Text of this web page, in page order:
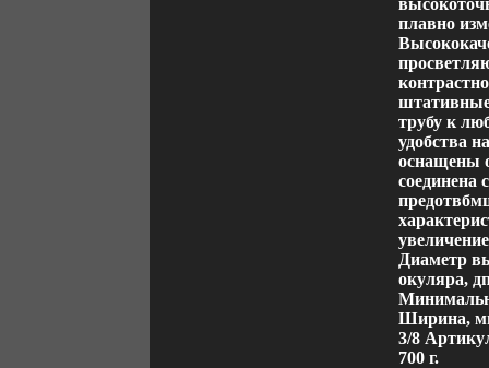
плавно
штативные
трубу к
удобства
оснащены
соединена
Диаметр
окуляра,
Ширина,
3/8
700 г.